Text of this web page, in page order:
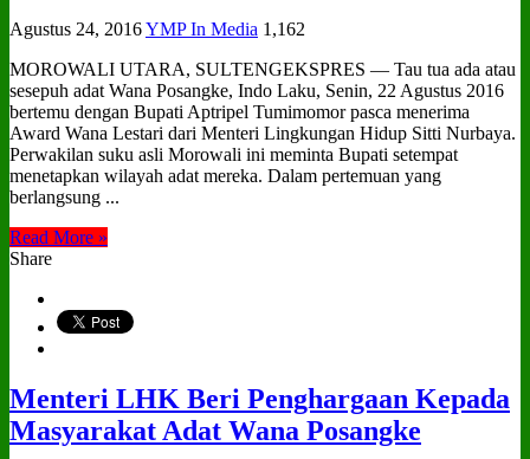
Agustus 24, 2016YMP In Media 1,162
MOROWALI UTARA, SULTENGEKSPRES — Tau tua ada atau
sesepuh adat Wana Posangke, Indo Laku, Senin, 22 Agustus 2016
bertemu dengan Bupati Aptripel Tumimomor pasca menerima
Award Wana Lestari dari Menteri Lingkungan Hidup Sitti Nurbaya.
Perwakilan suku asli Morowali ini meminta Bupati setempat
menetapkan wilayah adat mereka. Dalam pertemuan yang
berlangsung ...
Read More »
Share
Menteri LHK Beri Penghargaan Kepada
Masyarakat Adat Wana Posangke